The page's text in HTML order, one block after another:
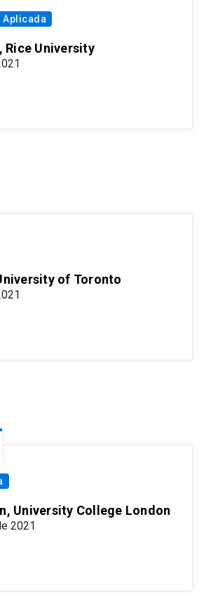
Rice University
of Toronto
University College London
2021